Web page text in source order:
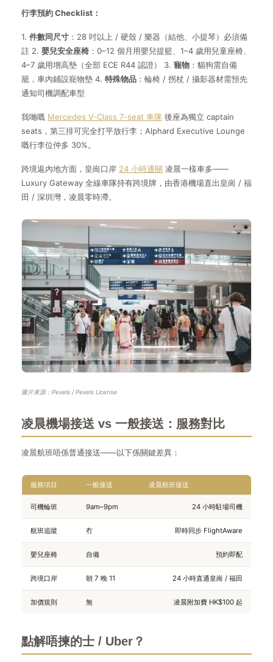
行李預約 Checklist：
1. 件數同尺寸 ：28 吋以上 / 硬殼 / 樂器（結他、小提琴）必須備
註 2. 嬰兒安全座椅：0–12 個月用嬰兒提籃、1–4 歲用兒童座椅、
4–7 歲用增高墊（全部 ECE R44 認證） 3. 寵物 ：貓狗需自備
籠，車內鋪設寵物墊 4. 特殊物品 ：輪椅 / 拐杖 / 攝影器材需預先
通知司機調配車型
我哋嘅 Mercedes V-Class 7-seat 車隊 後座為獨立 captain
seats，第三排可完全打平放行李；Alphard Executive Lounge
嘅行李位仲多 30%。
跨境返內地方面，皇崗口岸 24 小時通關 凌晨一樣車多——
Luxury Gateway 全線車隊持有跨境牌，由香港機場直出皇崗 / 福
田 / 深圳灣，凌晨零時滯。
圖片來源：Pexels / Pexels License
凌晨機場接送 vs 一般接送：服務對比
凌晨航班唔係普通接送——以下係關鍵差異：
服務項目 一般接送 凌晨航班接送
司機輪班 9am–9pm 24 小時駐場司機
航班追蹤 冇 即時同步 FlightAware
嬰兒座椅 自備 預約即配
跨境口岸 朝 7 晚 11 24 小時直通皇崗 / 福田
加價規則 無 凌晨附加費 HK$100 起
點解唔揀的士 / Uber？